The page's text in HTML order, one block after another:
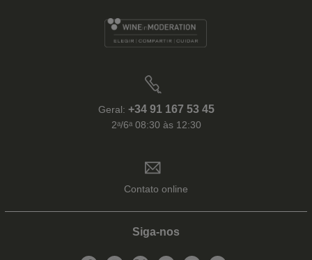
Geral: +34 91 167 53 45
2ᵃ/6ᵃ 08:30 às 12:30
Contato online
Siga-nos